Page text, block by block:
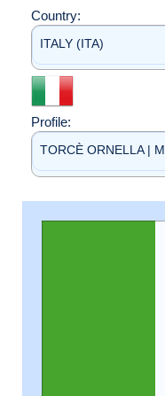
Country:
ITALY (ITA)
Profile:
TORCÈ ORNELLA |